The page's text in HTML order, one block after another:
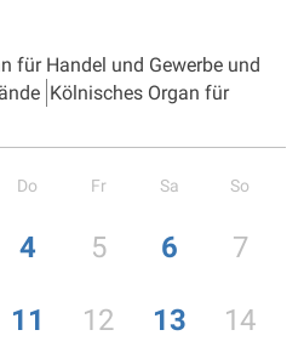
für Handel und Gewerbe und
Kölnisches Organ für
Do Fr Sa So
4 5 6 7
11 12 13 14